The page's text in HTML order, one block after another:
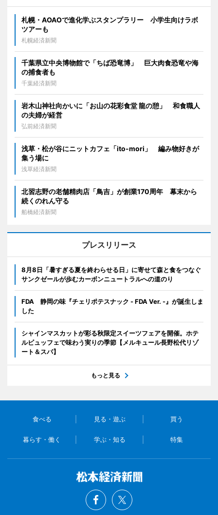
札幌・AOAOで進化学ぶスタンプラリー 小学生向けラボ
ツアーも
札幌経済新聞
千葉県立中央博物館で「ちば恐竜博」 巨大肉食恐竜や海
の捕食者も
千葉経済新聞
岩木山神社向かいに「お山の花彩食堂 龍の憩」 和食職人
の夫婦が経営
弘前経済新聞
浅草・松が谷にニットカフェ「ito-mori」 編み物好きが
集う場に
浅草経済新聞
北習志野の老舗精肉店「鳥吉」が創業170周年 幕末から
続くのれん守る
船橋経済新聞
プレスリリース
8月8日「暑すぎる夏を終わらせる日」に寄せて森と食をつなぐ
サンクゼールが歩むカーボンニュートラルへの道のり
FDA 静岡の味『チェリポテスナック - FDA Ver. -』が誕生しま
した
シャインマスカットが彩る秋限定スイーツフェアを開催。ホテ
ルビュッフェで味わう実りの季節【メルキュール長野松代リゾ
ート＆スパ】
もっと見る
食べる 見る・遊ぶ 買う
暮らす・働く 学ぶ・知る 特集